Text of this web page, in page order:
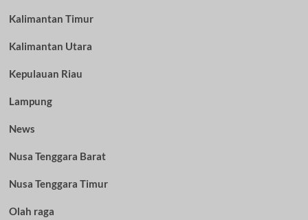
Kalimantan Timur
Kalimantan Utara
Kepulauan Riau
Lampung
News
Nusa Tenggara Barat
Nusa Tenggara Timur
Olah raga